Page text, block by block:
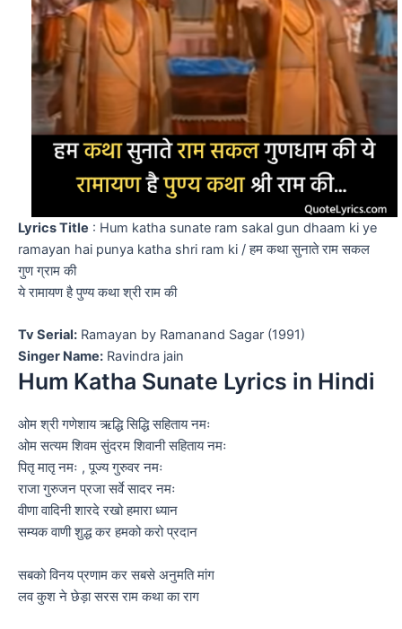
Lyrics Title : Hum katha sunate ram sakal gun dhaam ki ye
ramayan hai punya katha shri ram ki / हम कथा सुनाते राम सकल
गुण ग्राम की
ये रामायण है पुण्य कथा श्री राम की
Tv Serial: Ramayan by Ramanand Sagar (1991)
Singer Name: Ravindra jain
Hum Katha Sunate Lyrics in Hindi
ओम श्री गणेशाय ऋद्धि सिद्धि सहिताय नमः
ओम सत्यम शिवम सुंदरम शिवानी सहिताय नमः
पितृ मातृ नमः , पूज्य गुरुवर नमः
राजा गुरुजन प्रजा सर्वे सादर नमः
वीणा वादिनी शारदे रखो हमारा ध्यान
सम्यक वाणी शुद्ध कर हमको करो प्रदान
सबको विनय प्रणाम कर सबसे अनुमति मांग
लव कुश ने छेड़ा सरस राम कथा का राग